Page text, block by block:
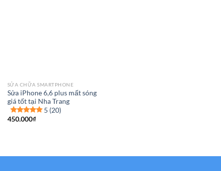
SỬA CHỮA SMARTPHONE
Sửa iPhone 6,6 plus mất sóng
giá tốt tại Nha Trang
5 (20)
450.000₫